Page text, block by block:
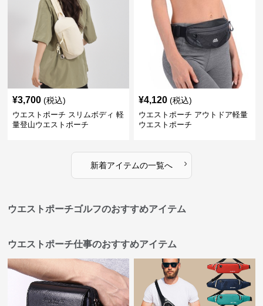
¥3,700 (税込)
ウエストポーチ スリムボディ 軽
量登山ウエストポーチ
¥4,120 (税込)
ウエストポーチ アウトドア軽量
ウエストポーチ
新着アイテムの一覧へ ›
ウエストポーチゴルフのおすすめアイテム
ウエストポーチ仕事のおすすめアイテム